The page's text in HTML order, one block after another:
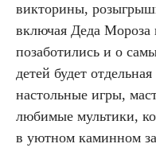
викторины,
включая Деда Мороза
позаботились и о
детей будет
настольные игры,
любимые мультики,
в уютном каминном